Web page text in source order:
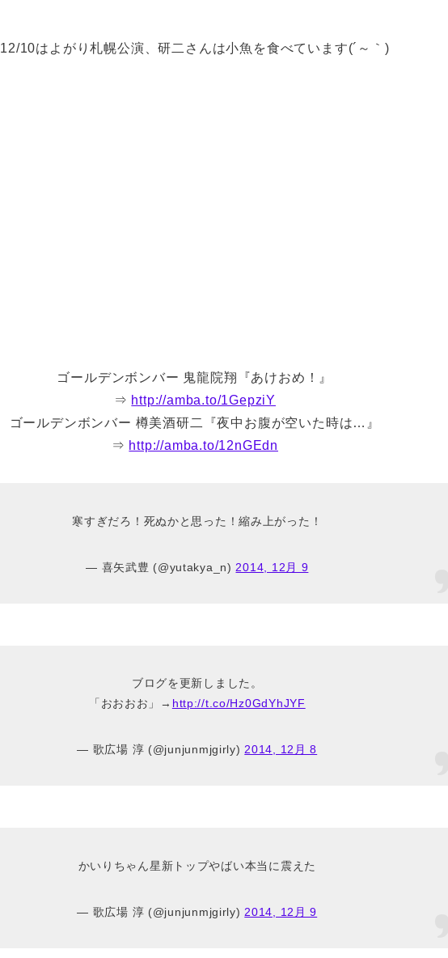
12/10はよがり札幌公演、研二さんは小魚を食べています(´～｀)
ゴールデンボンバー 鬼龍院翔『あけおめ！』
⇒ http://amba.to/1GepziY
ゴールデンボンバー 樽美酒研二『夜中お腹が空いた時は…』
⇒ http://amba.to/12nGEdn
寒すぎだろ！死ぬかと思った！縮み上がった！
— 喜矢武豊 (@yutakya_n) 2014, 12月 9
ブログを更新しました。
「おおおお」→ http://t.co/Hz0GdYhJYF
— 歌広場 淳 (@junjunmjgirly)2014, 12月 8
かいりちゃん星新トップやばい本当に震えた
— 歌広場 淳 (@junjunmjgirly) 2014, 12月 9